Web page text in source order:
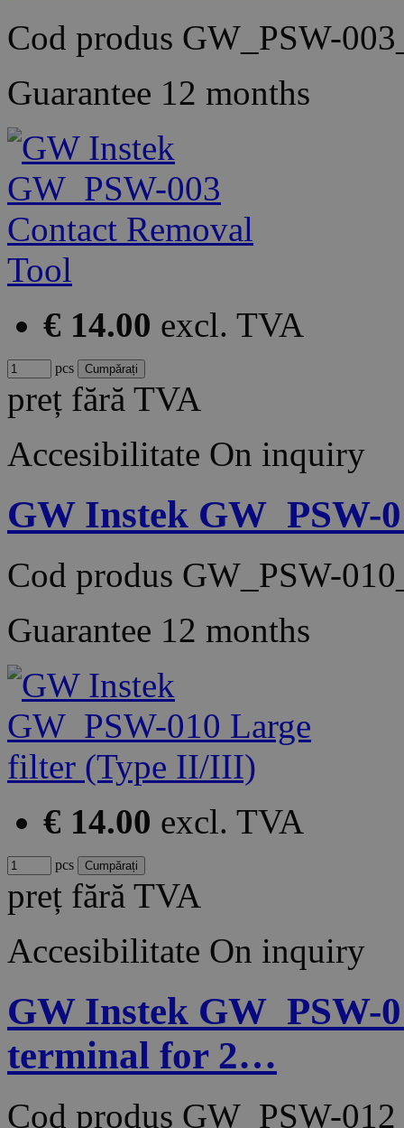
Cod produs GW_PSW-
Guarantee 12 months
€ 14.00 excl. TVA
pcs
preț fără TVA
Accesibilitate On inquiry
GW Instek
Cod produs GW_PSW-
Guarantee 12 months
€ 14.00 excl. TVA
pcs
preț fără TVA
Accesibilitate On inquiry
GW Instek GW_PSW-
terminal for 2…
Cod produs GW_PSW-